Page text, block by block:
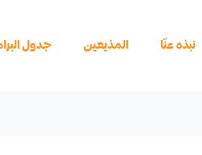
نبذه عنّا المذيعين جدول